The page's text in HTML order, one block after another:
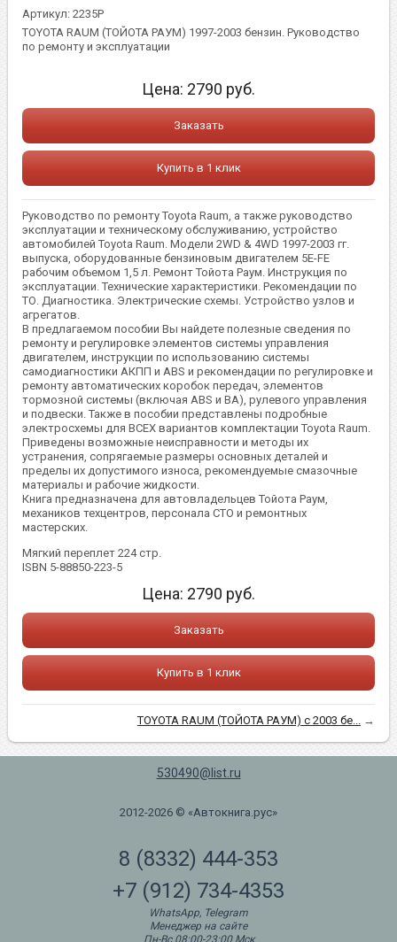
Артикул:2235Р
TOYOTA RAUM (ТОЙОТА РАУМ) 1997-2003 бензин. Руководство
по ремонту и эксплуатации
Цена: 2790 руб.
Заказать
Купить в 1 клик
Руководство по ремонту Toyota Raum, а также руководство
эксплуатации и техническому обслуживанию, устройство
автомобилей Toyota Raum. Модели 2WD & 4WD 1997-2003 гг.
выпуска, оборудованные бензиновым двигателем 5E-FE
рабочим объемом 1,5 л. Ремонт Тойота Раум. Инструкция по
эксплуатации. Технические характеристики. Рекомендации по
ТО. Диагностика. Электрические схемы. Устройство узлов и
агрегатов.
В предлагаемом пособии Вы найдете полезные сведения по
ремонту и регулировке элементов системы управления
двигателем, инструкции по использованию системы
самодиагностики АКПП и ABS и рекомендации по регулировке и
ремонту автоматических коробок передач, элементов
тормозной системы (включая ABS и ВА), рулевого управления
и подвески. Также в пособии представлены подробные
электросхемы для ВСЕХ вариантов комплектации Toyota Raum.
Приведены возможные неисправности и методы их
устранения, сопрягаемые размеры основных деталей и
пределы их допустимого износа, рекомендуемые смазочные
материалы и рабочие жидкости.
Книга предназначена для автовладельцев Тойота Раум,
механиков техцентров, персонала СТО и ремонтных
мастерских.
Мягкий переплет 224 стр.
ISBN 5-88850-223-5
Цена: 2790 руб.
Заказать
Купить в 1 клик
TOYOTA RAUM (ТОЙОТА РАУМ) с 2003 бе... →
530490@list.ru
2012-2026 © «Автокнига.рус»
8 (8332) 444-353
+7 (912) 734-4353
WhatsApp, Telegram
Менеджер на сайте
Пн-Вс 08:00-23:00 Мск